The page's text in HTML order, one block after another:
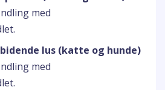
med
lus (katte og hunde)
med